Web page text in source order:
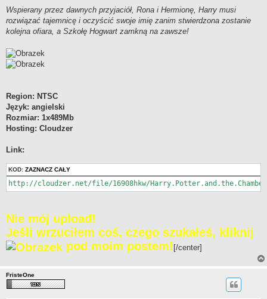
Wspierany przez dawnych przyjaciół, Rona i Hermionę, Harry musi
rozwiązać tajemnicę i oczyścić swoje imię zanim stwierdzona zostanie
kolejna ofiara, a Szkołę Hogwart zamkną na zawsze!
Region: NTSC
Język: angielski
Rozmiar: 1x489Mb
Hosting: Cloudzer
Link:
KOD: ZAZNACZ CAŁY
http://cloudzer.net/file/16908hkw/
Nie mój upload!
Jeśli wrzuciłem coś, czego szukałeś, kliknij
pod moim postem! [/center]
FristeOne